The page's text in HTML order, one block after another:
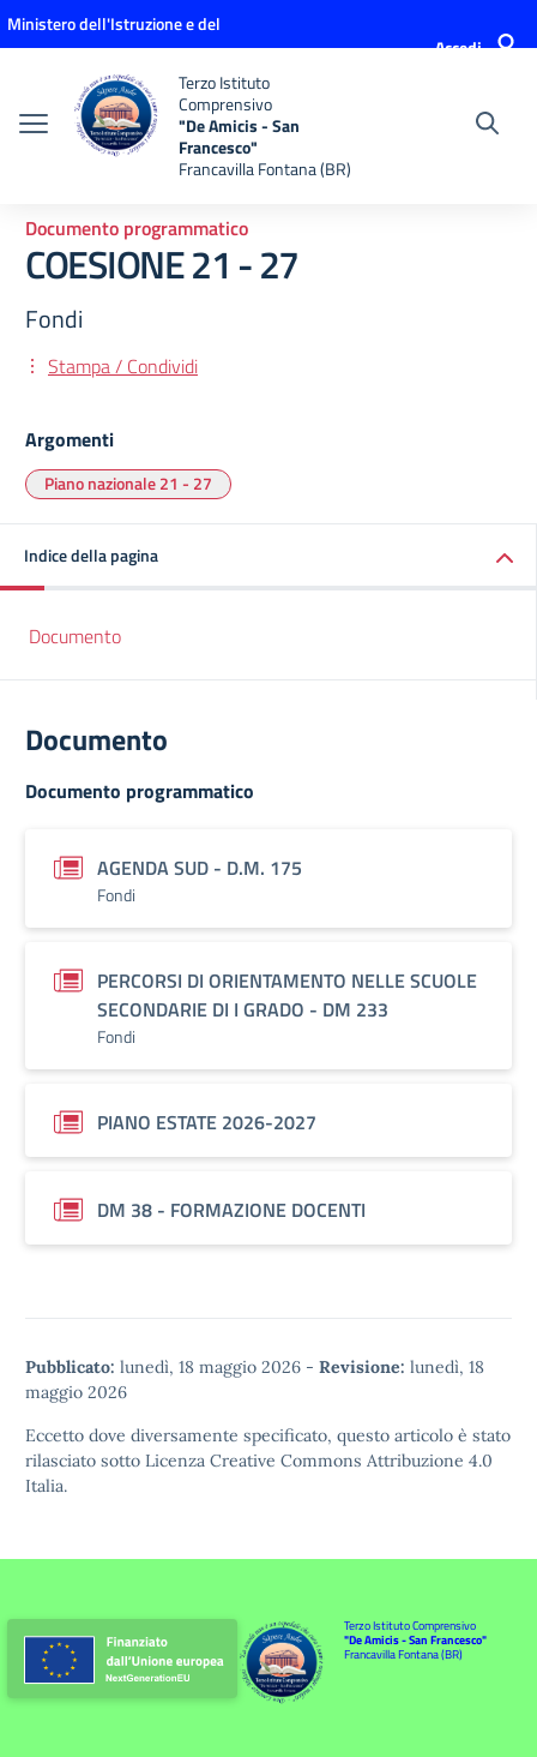
Vai ai contenuti
Vai al menu di navigazione
Vai al footer
Ministero dell'Istruzione e del
Accedi
Terzo Istituto
Comprensivo
"De Amicis - San
Francesco"
Francavilla Fontana (BR)
Documento programmatico
COESIONE 21 - 27
Fondi
Stampa / Condividi
Argomenti
Piano nazionale 21 - 27
Indice della pagina
Documento
Documento
Documento programmatico
AGENDA SUD - D.M. 175
Fondi
PERCORSI DI ORIENTAMENTO NELLE SCUOLE
SECONDARIE DI I GRADO - DM 233
Fondi
PIANO ESTATE 2026-2027
DM 38 - FORMAZIONE DOCENTI
Pubblicato: lunedì, 18 maggio 2026 - Revisione: lunedì, 18
maggio 2026
Eccetto dove diversamente specificato, questo articolo è stato
rilasciato sotto Licenza Creative Commons Attribuzione 4.0
Italia.
Terzo Istituto Comprensivo
"De Amicis - San Francesco"
Francavilla Fontana (BR)